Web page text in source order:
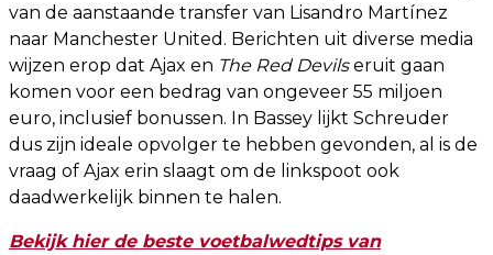
van de aanstaande transfer van Lisandro Martínez
naar Manchester United. Berichten uit diverse media
wijzen erop dat Ajax en The Red Devilseruit gaan
komen voor een bedrag van ongeveer 55 miljoen
euro, inclusief bonussen. In Bassey lijkt Schreuder
dus zijn ideale opvolger te hebben gevonden, al is de
vraag of Ajax erin slaagt om de linkspoot ook
daadwerkelijk binnen te halen.
Bekijk hier de beste voetbalwedtips van